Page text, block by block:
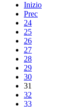
Inizio
Prec
24
25
26
27
28
29
30
31
32
33